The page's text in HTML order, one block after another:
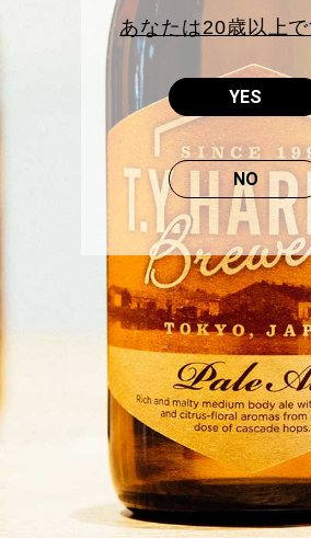
あなたは20歳以上
[ はい ]
[ いいえ ]